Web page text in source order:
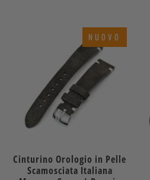
NUOVO
Cinturino Orologio in Pelle
Scamosciata Italiana